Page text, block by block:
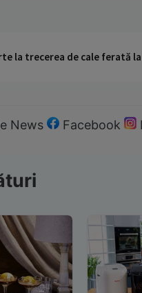
la trecerea de cale ferată
News Facebook